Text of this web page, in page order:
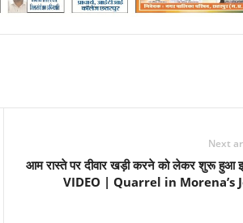
Next
आम रास्ते पर दीवार खड़ी करने को लेकर शुरू हुआ
VIDEO | Quarrel in Morena’s